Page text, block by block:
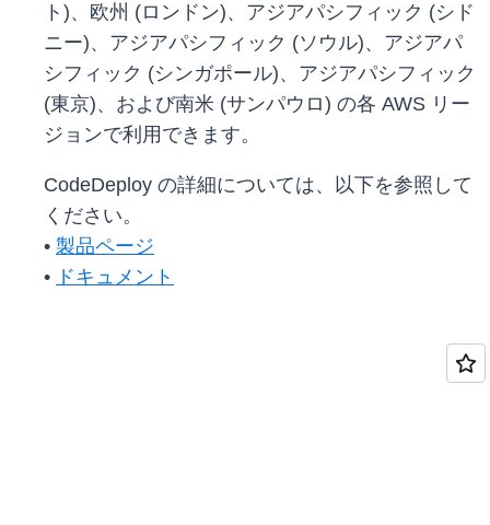
ト)、欧州 (ロンドン)、アジアパシフィック (シド
ニー)、アジアパシフィック (ソウル)、アジアパ
シフィック (シンガポール)、アジアパシフィック
(東京)、および南米 (サンパウロ) の各 AWS リー
ジョンで利用できます。
CodeDeploy の詳細については、以下を参照して
ください。
• 製品ページ
• ドキュメント